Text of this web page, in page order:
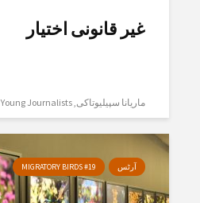
غیر قانونی اختیار
ماریانا سپیلیوتاکی Young Journalists
آرٹس MIGRATORY BIRDS #19